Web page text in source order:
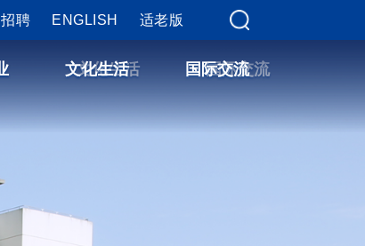
招聘 ENGLISH 适老版
文化生活 国际交流
招聘 ENGLISH 适老版
文化生活 国际交流